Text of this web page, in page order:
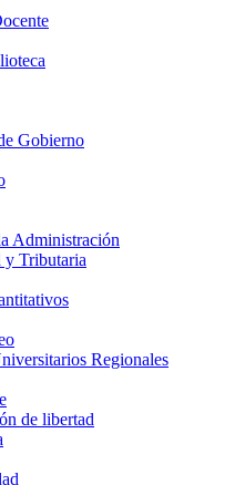
Gobierno
Administración
y Tributaria
Regionales
de libertad